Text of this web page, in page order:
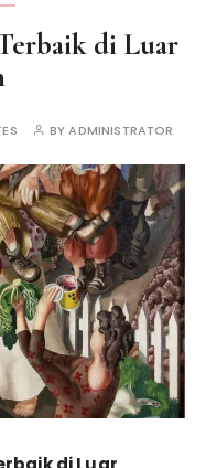
di Luar
BYADMINISTRATOR